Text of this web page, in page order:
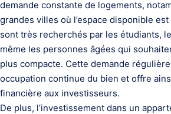
demande constante de logements,
grandes villes où l’espace disponible
sont très recherchés par les étudiants,
même les personnes âgées qui
plus compacte. Cette demande
occupation continue du bien et offre
financière aux investisseurs.
De plus, l’investissement dans un